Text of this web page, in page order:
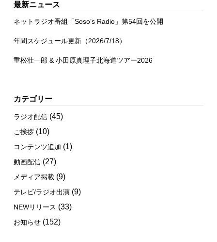
最新ニュース
ネットラジオ番組「Soso’s Radio」第54回を公開
年間スケジュール更新（2026/7/18）
重松壮一郎 & 小田原真理子北海道ツアー2026
カテゴリー
ラジオ配信 (45)
ご挨拶 (10)
コンテンツ追加 (1)
動画配信 (27)
メディア掲載 (9)
テレビ/ラジオ出演 (9)
NEWリリース (33)
お知らせ (152)